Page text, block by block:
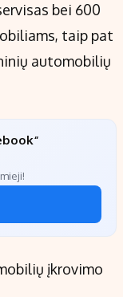
bei 600
taip pat
automobilių
įkrovimo